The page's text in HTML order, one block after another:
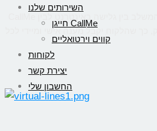
השירותים שלנו
חייגן CallMe
קווים וירטואליים
לקוחות
יצירת קשר
החשבון שלי
כך שהלקוח יקבל מענה אישי ומיידי לכל